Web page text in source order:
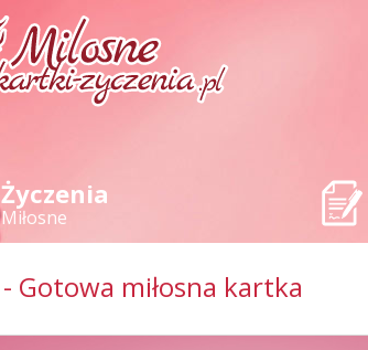
Życzenia
Miłosne
- Gotowa miłosna kartka